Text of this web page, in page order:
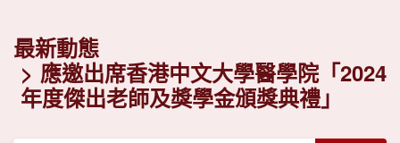
最新動態
應邀出席香港中文大學醫學院「2024
年度傑出老師及獎學金頒獎典禮」